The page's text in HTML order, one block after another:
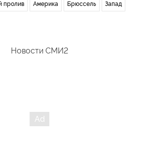
пролив Америка Брюссель Запад
Новости СМИ2